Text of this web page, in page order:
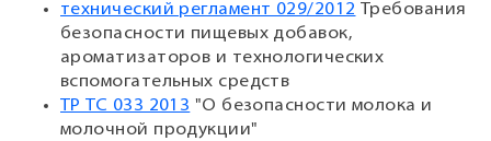
технический регламент 029/2012 Требования
безопасности пищевых добавок,
ароматизаторов и технологических
вспомогательных средств
ТР ТС 033 2013 "О безопасности молока и
молочной продукции"